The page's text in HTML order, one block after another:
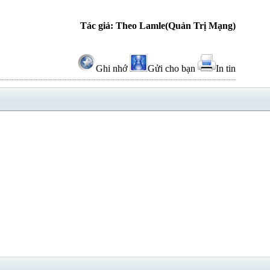
Tác giả: Theo Lamle(Quản Trị Mạng)
Ghi nhớ Gửi cho bạn In tin